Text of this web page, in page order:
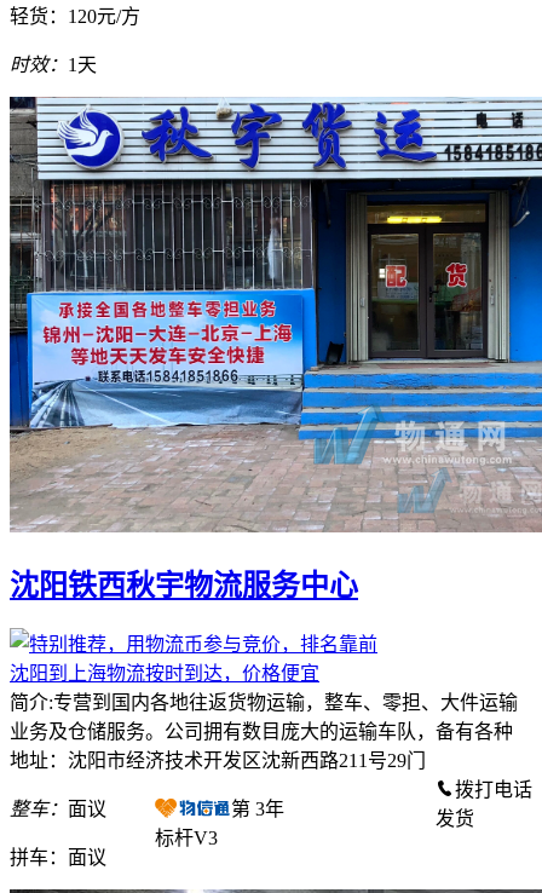
轻货： 120元/方
时效： 1天
沈阳铁西秋宇物流服务中心
沈阳到上海物流按时到达，价格便宜
简介:专营到国内各地往返货物运输，整车、零担、大件运输
业务及仓储服务。公司拥有数目庞大的运输车队，备有各种
地址：沈阳市经济技术开发区沈新西路211号29门
整车： 面议
拼车： 面议
第 3年
标杆V3
拨打电话
发货